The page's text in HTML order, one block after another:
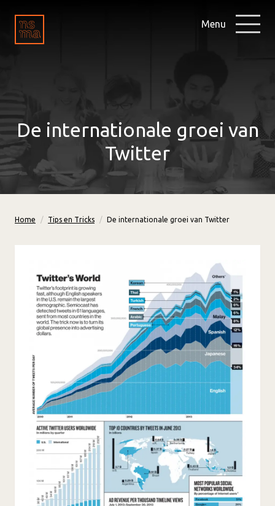
Menu
De internationale groei van
Twitter
Home Tips en Tricks De internationale groei van Twitter